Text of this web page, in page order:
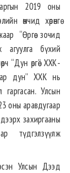
2019 оны
өмчид хөрөнгө
“Өргөө зочид
агуулга бүхий
“Дун өргөө” ХХК-
дун” ХХК нь
Улсын
оны аравдугаар
захиргааны
түдгэлзүүлж
Улсын Дээд